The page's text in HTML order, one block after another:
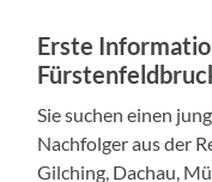
Erste
Sie suchen einen
Nachfolger aus der
Gilching, Dachau,